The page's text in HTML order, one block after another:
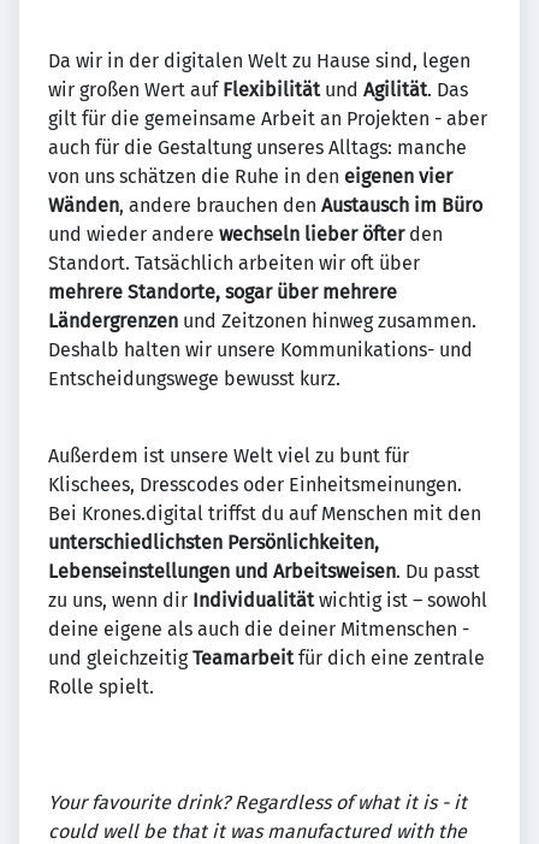
Da wir in der digitalen Welt zu Hause sind, legen
wir großen Wert aufFlexibilität und Agilität. Das
gilt für die gemeinsame Arbeit an Projekten - aber
auch für die Gestaltung unseres Alltags: manche
von uns schätzen die Ruhe in den eigenen vier
Wänden, andere brauchen den Austausch im Büro
und wieder andere wechseln lieber öfterden
Standort. Tatsächlich arbeiten wir oft über
mehrere Standorte, sogar über mehrere
Ländergrenzen und Zeitzonen hinweg zusammen.
Deshalb halten wir unsere Kommunikations- und
Entscheidungswege bewusst kurz.
Außerdem ist unsere Welt viel zu bunt für
Klischees, Dresscodes oder Einheitsmeinungen.
Bei Krones.digital triffst du auf Menschen mit den
unterschiedlichsten Persönlichkeiten,
Lebenseinstellungen und Arbeitsweisen. Du passt
zu uns, wenn dir Individualitätwichtig ist – sowohl
deine eigene als auch die deiner Mitmenschen -
und gleichzeitigTeamarbeitfür dich eine zentrale
Rolle spielt.
Your favourite drink? Regardless of what it is - it
could well be that it was manufactured with the